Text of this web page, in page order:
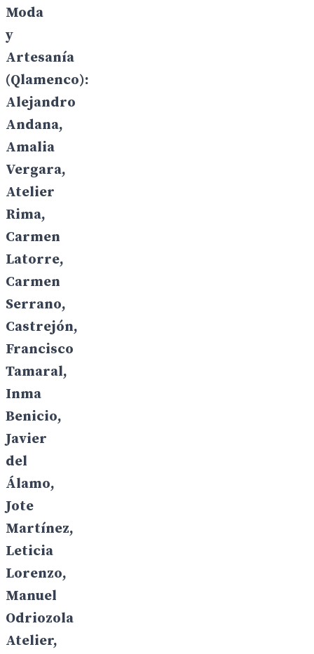
Moda
y
Artesanía
(Qlamenco):
Alejandro
Andana,
Amalia
Vergara,
Atelier
Rima,
Carmen
Latorre,
Carmen
Serrano,
Castrejón,
Francisco
Tamaral,
Inma
Benicio,
Javier
del
Álamo,
Jote
Martínez,
Leticia
Lorenzo,
Manuel
Odriozola
Atelier,